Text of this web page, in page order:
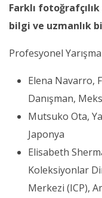
Farklı
bilgi ve uzmanlık
Profesyonel
Elena Navarro,
Danışman,
Mutsuko Ota,
Japonya
Elisabeth
Koleksiyonlar
Merkezi (ICP),